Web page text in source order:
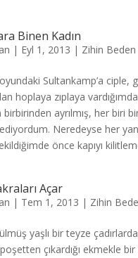
Binen Kadın
| Eyl 1, 2013 | Zihin Beden
Sultankamp’a ciple,
hoplaya zıplaya
birbirinden ayrılmış, her biri
Neredeyse her
önce kapıyı
Açar
| Tem 1, 2013 | Zihin
yaşlı bir teyze
çıkardığı ekmekle